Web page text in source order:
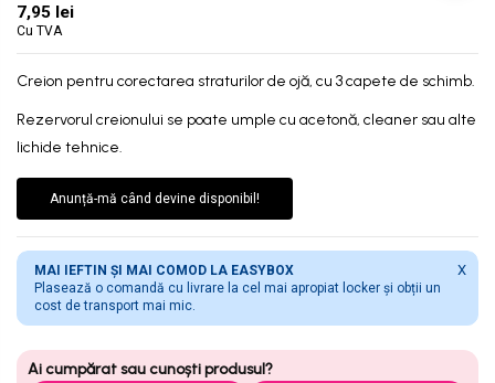
7,95 lei
Cu TVA
Creion pentru corectarea straturilor de ojă, cu 3 capete de schimb.
Rezervorul creionului se poate umple cu acetonă, cleaner sau alte
lichide tehnice.
Anunță-mă când devine disponibil!
MAI IEFTIN ȘI MAI COMOD LA EASYBOX
Plasează o comandă cu livrare la cel mai apropiat locker și obții un
cost de transport mai mic.
X